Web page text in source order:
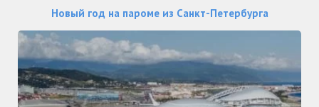
Новый год на пароме из Санкт-Петербурга